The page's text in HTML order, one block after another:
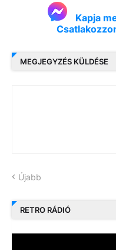
Kapja
MEGJEGYZÉS KÜLDÉSE
Újabb
RETRO RÁDIÓ